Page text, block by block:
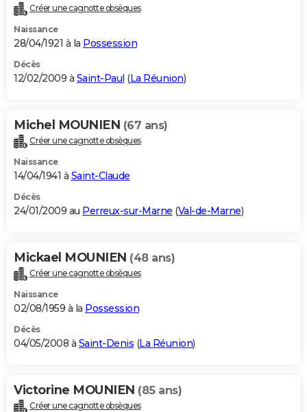
Créer une cagnotte obsèques
Naissance
28/04/1921 à la Possession
Décès
12/02/2009 à Saint-Paul (La Réunion)
Michel MOUNIEN (67 ans)
Créer une cagnotte obsèques
Naissance
14/04/1941 à Saint-Claude
Décès
24/01/2009 au Perreux-sur-Marne (Val-de-Marne)
Mickael MOUNIEN (48 ans)
Créer une cagnotte obsèques
Naissance
02/08/1959 à la Possession
Décès
04/05/2008 à Saint-Denis (La Réunion)
Victorine MOUNIEN (85 ans)
Créer une cagnotte obsèques